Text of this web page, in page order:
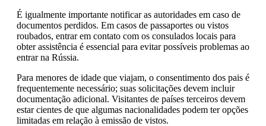
É igualmente importante notificar as autoridades em caso de
documentos perdidos. Em casos de passaportes ou vistos
roubados, entrar em contato com os consulados locais para
obter assistência é essencial para evitar possíveis problemas ao
entrar na Rússia.
Para menores de idade que viajam, o consentimento dos pais é
frequentemente necessário; suas solicitações devem incluir
documentação adicional. Visitantes de países terceiros devem
estar cientes de que algumas nacionalidades podem ter opções
limitadas em relação à emissão de vistos.